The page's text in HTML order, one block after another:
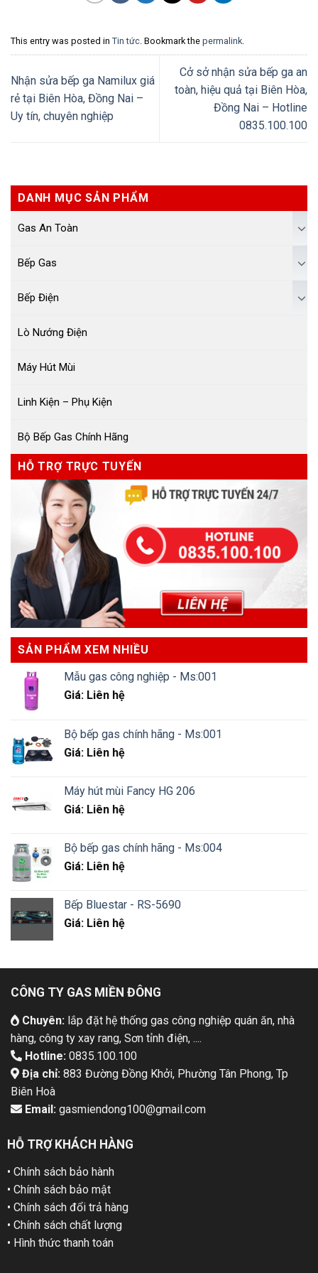
This entry was posted in Tin tức. Bookmark the permalink.
Nhận sửa bếp ga Namilux giá
rẻ tại Biên Hòa, Đồng Nai –
Uy tín, chuyên nghiệp
Cở sở nhận sửa bếp ga an
toàn, hiệu quả tại Biên Hòa,
Đồng Nai – Hotline
0835.100.100
DANH MỤC SẢN PHẨM
Gas An Toàn
Bếp Gas
Bếp Điện
Lò Nướng Điện
Máy Hút Mùi
Linh Kiện – Phụ Kiện
Bộ Bếp Gas Chính Hãng
HỖ TRỢ TRỰC TUYẾN
SẢN PHẨM XEM NHIỀU
Mẫu gas công nghiệp - Ms:001
Giá: Liên hệ
Bộ bếp gas chính hãng - Ms:001
Giá: Liên hệ
Máy hút mùi Fancy HG 206
Giá: Liên hệ
Bộ bếp gas chính hãng - Ms:004
Giá: Liên hệ
Bếp Bluestar - RS-5690
Giá: Liên hệ
CÔNG TY GAS MIỀN ĐÔNG
Chuyên: lắp đặt hệ thống gas công nghiệp quán ăn, nhà
hàng, công ty xay rang, Sơn tỉnh điện, ....
Hotline: 0835.100.100
Địa chỉ: 883 Đường Đồng Khởi, Phường Tân Phong, Tp
Biên Hoà
Email: gasmiendong100@gmail.com
HỖ TRỢ KHÁCH HÀNG
• Chính sách bảo hành
• Chính sách bảo mật
• Chính sách đổi trả hàng
• Chính sách chất lượng
• Hình thức thanh toán